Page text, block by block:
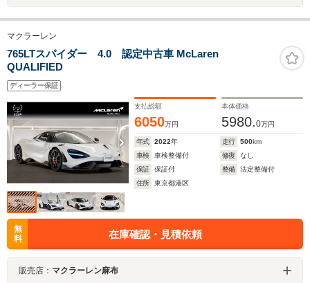
マクラーレン
765LTスパイダー 4.0 認定中古車 McLaren
QUALIFIED
ディーラー保証
支払総額
6050万円
本体価格
5980.0万円
年式 2022年 走行 500km
車検
車検整備付 修復
なし
保証
保証付 整備
法定整備付
住所
東京都港区
無
料
在庫確認・見積依頼
販売店： マクラーレン麻布